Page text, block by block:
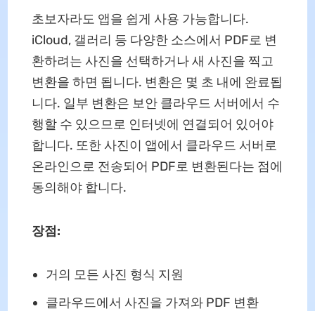
초보자라도 앱을 쉽게 사용 가능합니다.
iCloud, 갤러리 등 다양한 소스에서 PDF로 변
환하려는 사진을 선택하거나 새 사진을 찍고
변환을 하면 됩니다. 변환은 몇 초 내에 완료됩
니다. 일부 변환은 보안 클라우드 서버에서 수
행할 수 있으므로 인터넷에 연결되어 있어야
합니다. 또한 사진이 앱에서 클라우드 서버로
온라인으로 전송되어 PDF로 변환된다는 점에
동의해야 합니다.
장점:
거의 모든 사진 형식 지원
클라우드에서 사진을 가져와 PDF 변환